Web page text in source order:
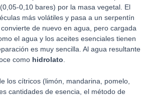
0,10 bares) por la masa vegetal. El
más volátiles y pasa a un serpentín
de nuevo en agua, pero cargada
el agua y los aceites esenciales tienen
es muy sencilla. Al agua resultante
como hidrolato.
los cítricos (limón, mandarina, pomelo,
cantidades de esencia, el método de